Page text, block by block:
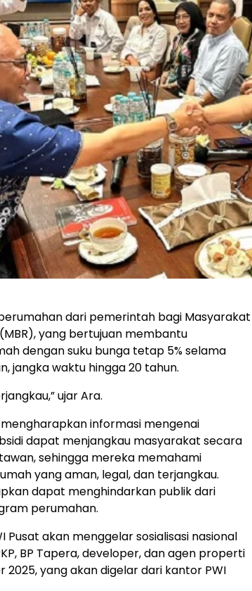
perumahan dari pemerintah bagi Masyarakat
yang bertujuan membantu
dengan suku bunga tetap 5% selama
jangka waktu hingga 20 tahun.
ujar Ara.
mengharapkan informasi mengenai
dapat menjangkau masyarakat secara
sehingga mereka memahami
yang aman, legal, dan terjangkau.
dapat menghindarkan publik dari
perumahan.
Pusat akan menggelar sosialisasi nasional
BP Tapera, developer, dan agen properti
2025, yang akan digelar dari kantor PWI